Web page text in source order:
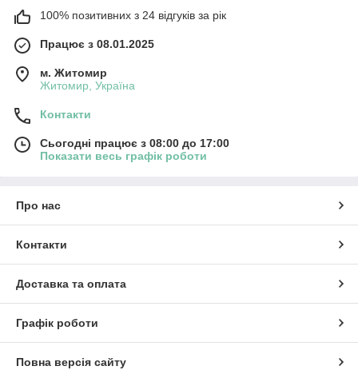
100% позитивних з 24 відгуків за рік
Працює з 08.01.2025
м. Житомир
Житомир, Україна
Контакти
Сьогодні працює з 08:00 до 17:00
Показати весь графік роботи
Про нас
Контакти
Доставка та оплата
Графік роботи
Повна версія сайту